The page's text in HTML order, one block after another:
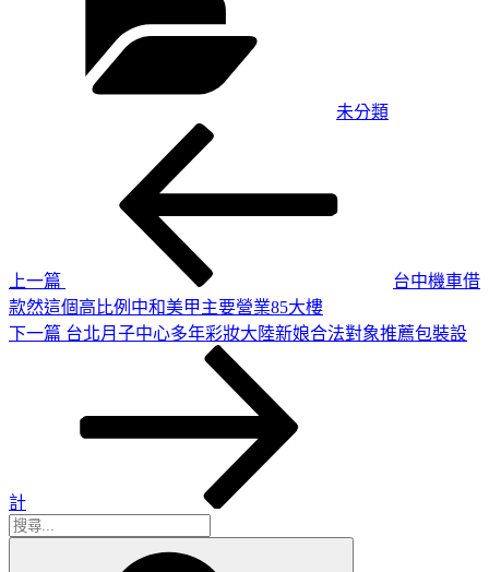
未分類
上一篇
台中機車借
款然這個高比例中和美甲主要營業85大樓
下
下一篇 台北月子中心多年彩妝大陸新娘合法對象推薦包裝設
計
搜